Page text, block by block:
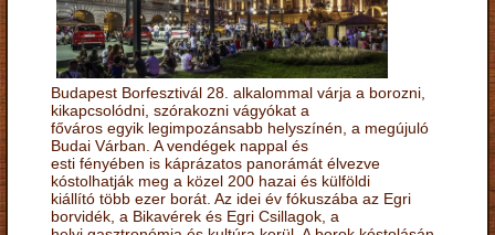
Budapest Borfesztivál 28. alkalommal várja a borozni,
kikapcsolódni, szórakozni vágyókat a
főváros egyik legimpozánsabb helyszínén, a megújuló
Budai Várban. A vendégek nappal és
esti fényében is káprázatos panorámát élvezve
kóstolhatják meg a közel 200 hazai és külföldi
kiállító több ezer borát. Az idei év fókuszába az Egri
borvidék, a Bikavérek és Egri Csillagok, a